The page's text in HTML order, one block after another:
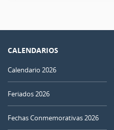
CALENDARIOS
Calendario 2026
Feriados 2026
Fechas Conmemorativas 2026